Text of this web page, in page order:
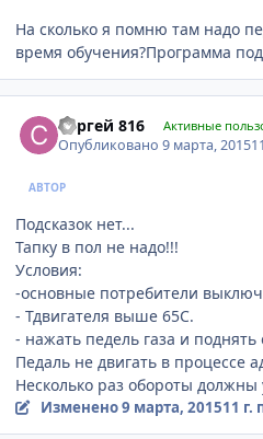
На сколько я помню там надо
время обучения?Программа
Сергей 816 Активные
Опубликовано9 марта, 2015
АВТОР
Подсказок нет...
Тапку в пол не надо!!!
Условия:
-основные потребители
- Тдвигателя выше 65С.
- нажать педель газа и
Педаль не двигать в процессе
Несколько раз обороты должны
Изменено9 марта, 201511 г.